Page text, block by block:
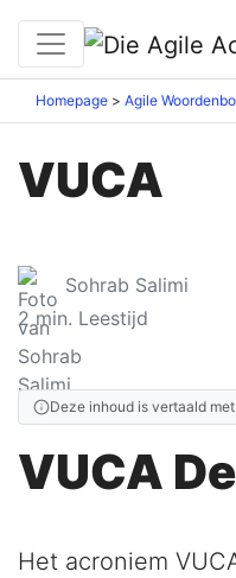
Homepage Agile
VUCA
Sohrab Salimi
2min. Leestijd
Deze inhoud is vertaald met
VUCA
Het acroniem